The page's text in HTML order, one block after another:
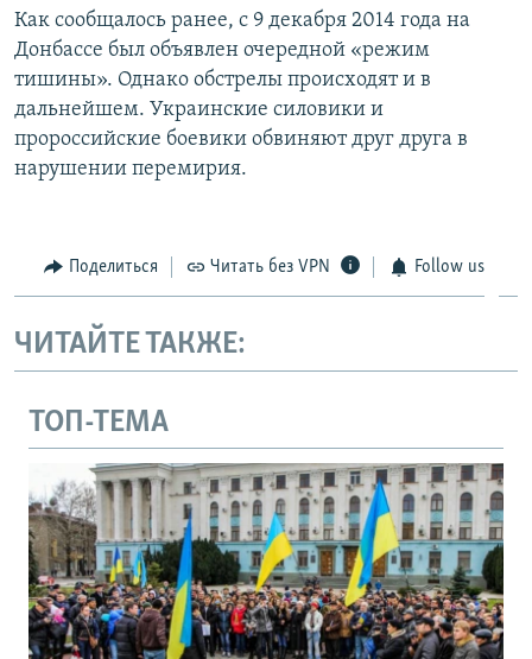
Как сообщалось ранее, с 9 декабря 2014 года на
Донбассе был объявлен очередной «режим
тишины». Однако обстрелы происходят и в
дальнейшем. Украинские силовики и
пророссийские боевики обвиняют друг друга в
нарушении перемирия.
Поделиться Читать без VPN Follow us
ЧИТАЙТЕ ТАКЖЕ:
ТОП-ТЕМА